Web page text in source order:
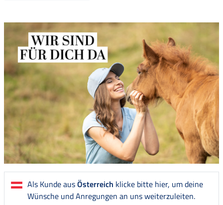
Als Kunde ausÖsterreich klicke bitte hier, um deine
Wünsche und Anregungen an uns weiterzuleiten.